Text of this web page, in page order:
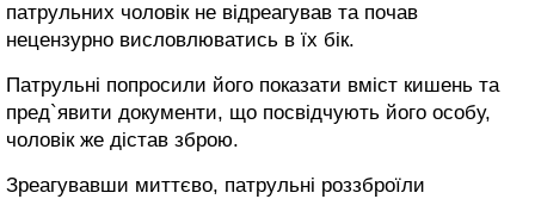
патрульних чоловік не відреагував та почав
нецензурно висловлюватись в їх бік.
Патрульні попросили його показати вміст кишень та
пред`явити документи, що посвідчують його особу,
чоловік же дістав зброю.
Зреагувавши миттєво, патрульні роззброїли